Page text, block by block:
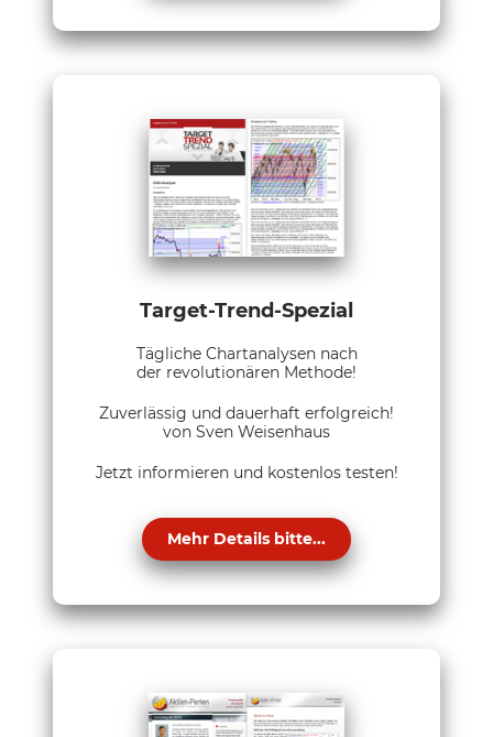
Target-Trend-Spezial
Tägliche Chartanalysen nach
der revolutionären Methode!
Zuverlässig und dauerhaft erfolgreich!
von Sven Weisenhaus
Jetzt informieren und kostenlos testen!
Mehr Details bitte...